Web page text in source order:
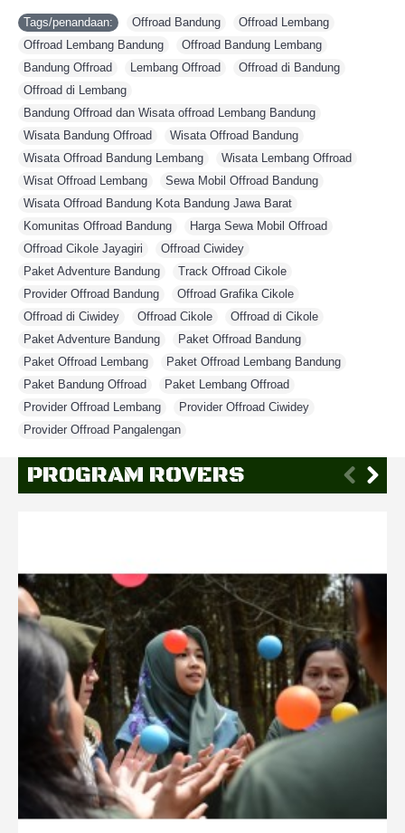
Tags/penandaan: Offroad Bandung Offroad Lembang
Offroad Lembang Bandung
Offroad Bandung Lembang
Bandung Offroad
Lembang Offroad Offroad di Bandung
Offroad di Lembang
Bandung Offroad dan Wisata offroad Lembang Bandung
Wisata Bandung Offroad
Wisata Offroad Bandung
Wisata Offroad Bandung Lembang
Wisata Lembang Offroad
Wisat Offroad Lembang
Sewa Mobil Offroad Bandung
Wisata Offroad Bandung Kota Bandung Jawa Barat
Komunitas Offroad Bandung
Harga Sewa Mobil Offroad
Offroad Cikole Jayagiri
Offroad Ciwidey
Paket Adventure Bandung
Track Offroad Cikole
Provider Offroad Bandung
Offroad Grafika Cikole
Offroad di Ciwidey
Offroad Cikole Offroad di Cikole
Paket Adventure Bandung
Paket Offroad Bandung
Paket Offroad Lembang
Paket Offroad Lembang Bandung
Paket Bandung Offroad
Paket Lembang Offroad
Provider Offroad Lembang
Provider Offroad Ciwidey
Provider Offroad Pangalengan
PROGRAM ROVERS